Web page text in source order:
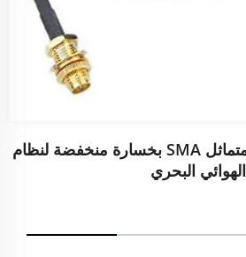
RG8X 50ohm كابل متماثل SMA بخسارة منخفضة لنظام
الهوائي البحري